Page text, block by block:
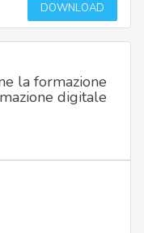
DOWNLOAD
la formazione
digitale